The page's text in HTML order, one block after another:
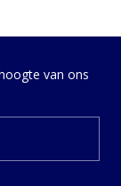
van ons